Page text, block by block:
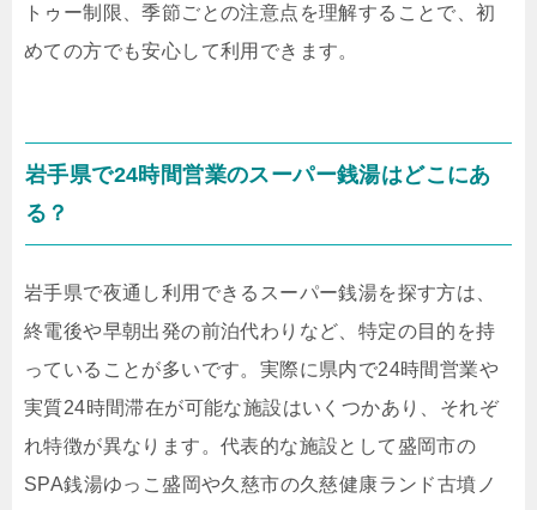
トゥー制限、季節ごとの注意点を理解することで、初
めての方でも安心して利用できます。
岩手県で24時間営業のスーパー銭湯はどこにあ
る？
岩手県で夜通し利用できるスーパー銭湯を探す方は、
終電後や早朝出発の前泊代わりなど、特定の目的を持
っていることが多いです。実際に県内で24時間営業や
実質24時間滞在が可能な施設はいくつかあり、それぞ
れ特徴が異なります。代表的な施設として盛岡市の
SPA銭湯ゆっこ盛岡や久慈市の久慈健康ランド古墳ノ